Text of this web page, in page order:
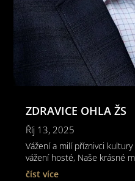
ZDRAVICE OHLA ŽS
Říj 13, 2025
Vážení a milí příznivci
vážení hosté, Naše krásné
číst více